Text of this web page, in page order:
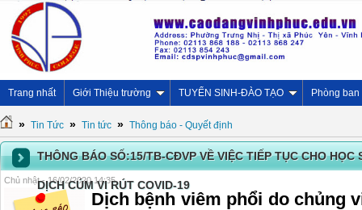
Trang nhất Giới Thiệu trường TUYỂN SINH-ĐÀO TẠO Phòng ban
» Tin Tức » Tin tức » Thông báo - Quyết định
THÔNG BÁO SỐ:15/TB-CĐVP VỀ VIỆC TIẾP TỤC CHO HỌC
DỊCH CÚM VI RÚT COVID-19
Chủ nhật - 16/02/2020 14:35
Dịch bệnh viêm phổi do chủng